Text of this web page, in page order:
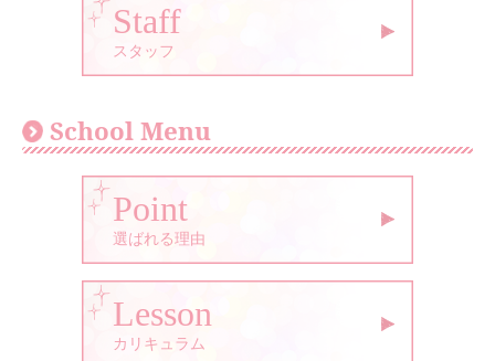
Staff
スタッフ
School Menu
Point
選ばれる理由
Lesson
カリキュラム